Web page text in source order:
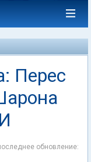
Перес
обновление: